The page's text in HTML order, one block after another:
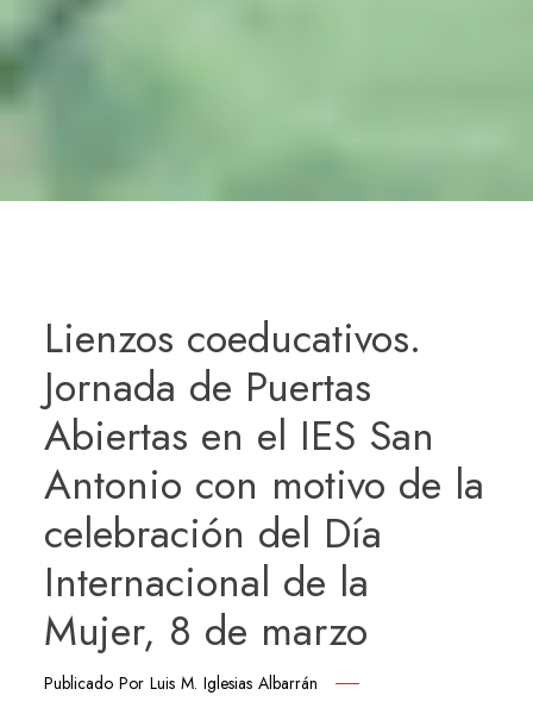
Lienzos coeducativos.
Jornada de Puertas
Abiertas en el IES San
Antonio con motivo de la
celebración del Día
Internacional de la
Mujer, 8 de marzo
Publicado PorLuis M. Iglesias Albarrán